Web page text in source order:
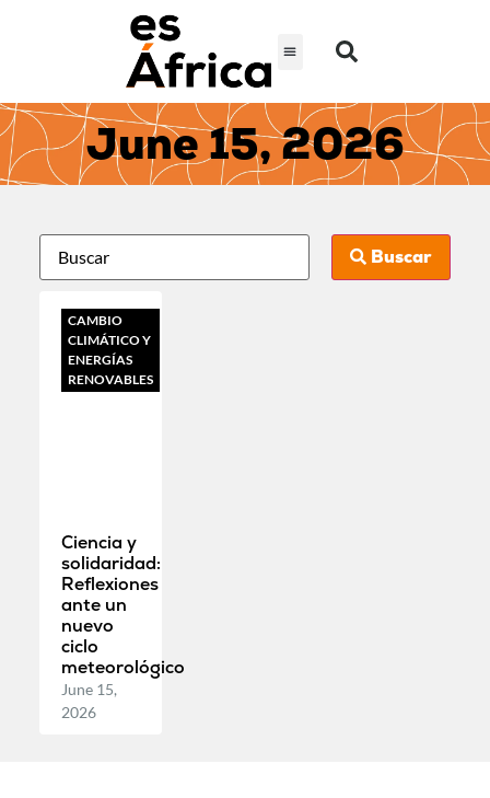
June 15, 2026
Buscar
CAMBIO
CLIMÁTICO Y
ENERGÍAS
RENOVABLES
Ciencia y
solidaridad:
Reflexiones
ante un
nuevo
ciclo
meteorológico
June 15,
2026